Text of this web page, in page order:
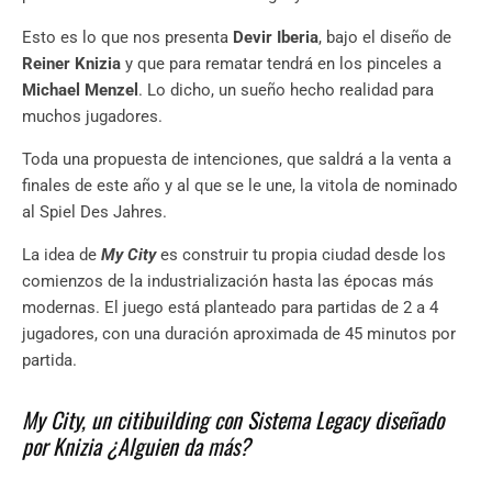
Esto es lo que nos presenta Devir Iberia, bajo el diseño de
Reiner Knizia y que para rematar tendrá en los pinceles a
Michael Menzel . Lo dicho, un sueño hecho realidad para
muchos jugadores.
Toda una propuesta de intenciones, que saldrá a la venta a
finales de este año y al que se le une, la vitola de nominado
al Spiel Des Jahres.
La idea de My Cityes construir tu propia ciudad desde los
comienzos de la industrialización hasta las épocas más
modernas. El juego está planteado para partidas de 2 a 4
jugadores, con una duración aproximada de 45 minutos por
partida.
My City, un citibuilding con Sistema Legacy diseñado
por Knizia ¿Alguien da más?